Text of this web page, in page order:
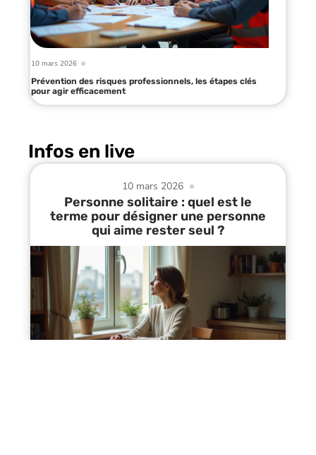
10 mars 2026
Prévention des risques professionnels, les étapes clés
pour agir efficacement
Infos en live
10 mars 2026
Personne solitaire : quel est le
terme pour désigner une personne
qui aime rester seul ?